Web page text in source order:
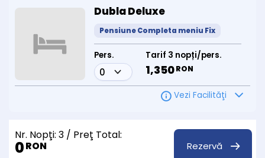
Dubla Deluxe
Pensiune Completa meniu Fix
Pers. Tarif 3 nopți/pers.
1,350RON
Vezi Facilităţi
Nr. Nopţi: 3 / Preţ Total:
0RON Rezervă